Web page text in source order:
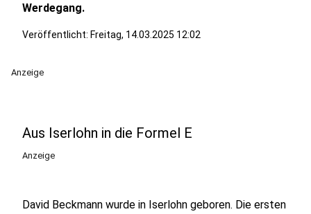
Werdegang.
Veröffentlicht: Freitag, 14.03.2025 12:02
Anzeige
Aus Iserlohn in die Formel E
Anzeige
David Beckmann wurde in Iserlohn geboren. Die ersten